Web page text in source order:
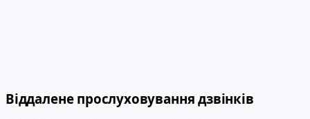
Віддалене прослуховування дзвінків